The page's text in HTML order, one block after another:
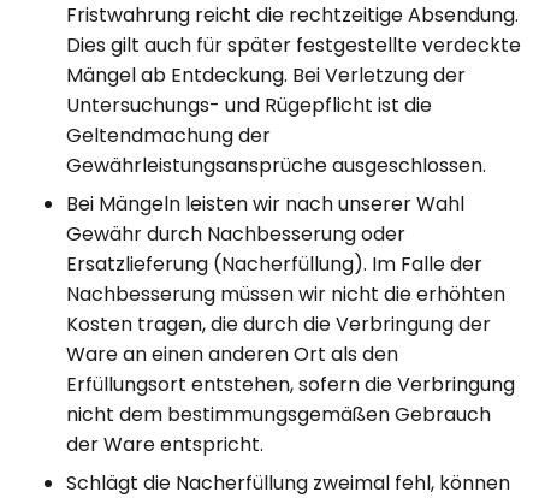
Fristwahrung reicht die rechtzeitige Absendung.
Dies gilt auch für später festgestellte verdeckte
Mängel ab Entdeckung. Bei Verletzung der
Untersuchungs- und Rügepflicht ist die
Geltendmachung der
Gewährleistungsansprüche ausgeschlossen.
Bei Mängeln leisten wir nach unserer Wahl
Gewähr durch Nachbesserung oder
Ersatzlieferung (Nacherfüllung). Im Falle der
Nachbesserung müssen wir nicht die erhöhten
Kosten tragen, die durch die Verbringung der
Ware an einen anderen Ort als den
Erfüllungsort entstehen, sofern die Verbringung
nicht dem bestimmungsgemäßen Gebrauch
der Ware entspricht.
Schlägt die Nacherfüllung zweimal fehl, können